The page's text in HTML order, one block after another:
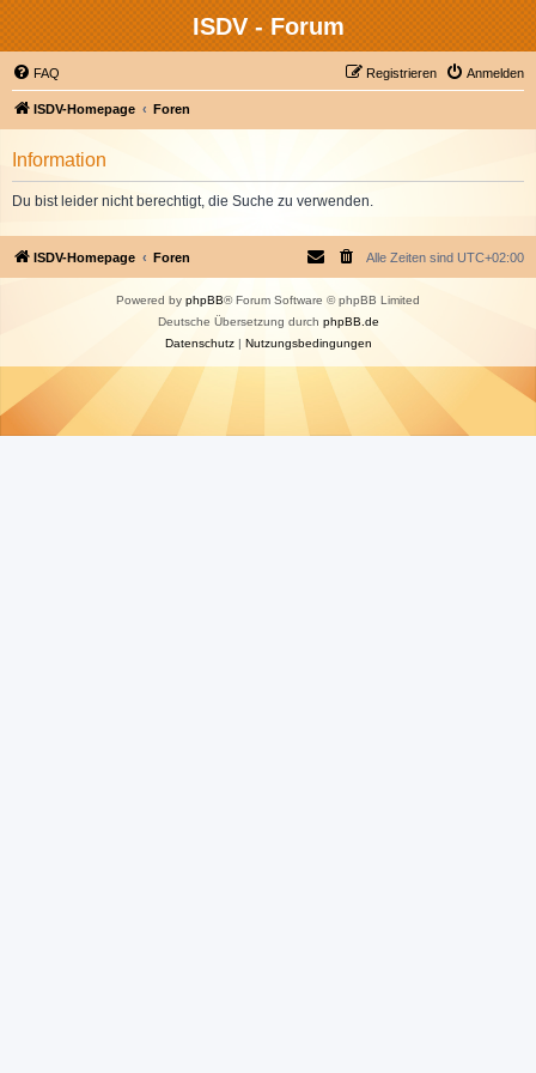
ISDV - Forum
FAQ Anmelden
Registrieren
ISDV-Homepage Foren
Information
Du bist leider nicht berechtigt, die Suche zu verwenden.
ISDV-Homepage Foren Alle Zeiten sind UTC+02:00
Powered by phpBB® Forum Software © phpBB Limited
Deutsche Übersetzung durch phpBB.de
Datenschutz| Nutzungsbedingungen